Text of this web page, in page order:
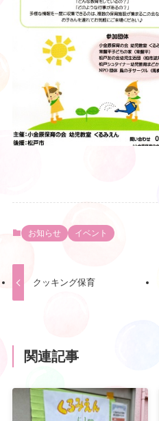
お知らせ イベント
クッキング保育
関連記事